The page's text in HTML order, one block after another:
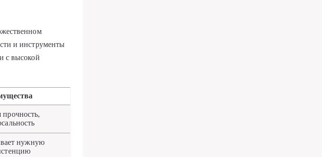
и инструменты
с высокой
нужную